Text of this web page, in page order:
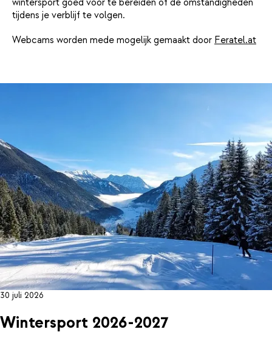
tijdens je verblijf te volgen.
Webcams worden mede mogelijk gemaakt door Feratel.at
30 juli 2026
Wintersport 2026-2027